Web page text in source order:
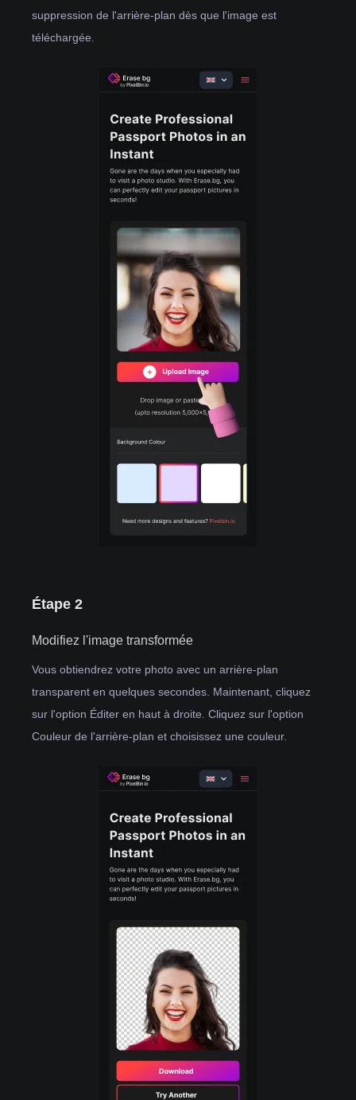
suppression de l'arrière-plan dès que l'image est
téléchargée.
Étape 2
Modifiez l'image transformée
Vous obtiendrez votre photo avec un arrière-plan
transparent en quelques secondes. Maintenant, cliquez
sur l'option Éditer en haut à droite. Cliquez sur l'option
Couleur de l'arrière-plan et choisissez une couleur.